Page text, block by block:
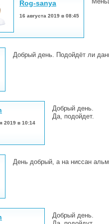
Rog-sanya
16 августа 2019 в 08:45
Добрый день. Подойдёт ли
2019 в 10:14
Добрый день.
Да, подойдет.
День добрый, а на ниссан
Добрый день.